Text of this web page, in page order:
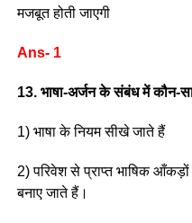
मजबूत होती जाएगी
Ans- 1
13. भाषा-अर्जन के संबंध में कौन-
1) भाषा के नियम सीखे जाते हैं
2) परिवेश से प्राप्त भाषिक
बनाए जाते हैं।